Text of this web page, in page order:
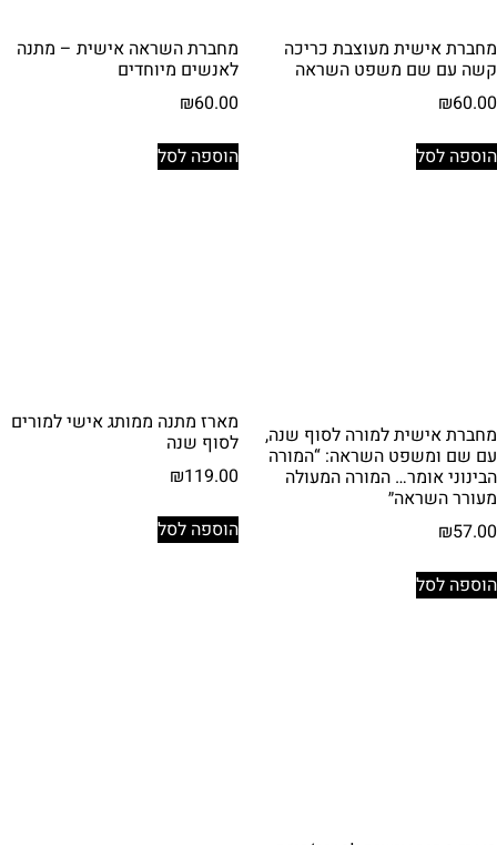
מחברת אישית מעוצבת כריכה
קשה עם שם משפט השראה
₪60.00
הוספה לסל
מחברת השראה אישית – מתנה
לאנשים מיוחדים
₪60.00
הוספה לסל
מחברת אישית למורה לסוף שנה,
עם שם ומשפט השראה: “המורה
הבינוני אומר… המורה המעולה
מעורר השראה״
₪57.00
הוספה לסל
מארז מתנה ממותג אישי למורים
לסוף שנה
₪119.00
הוספה לסל